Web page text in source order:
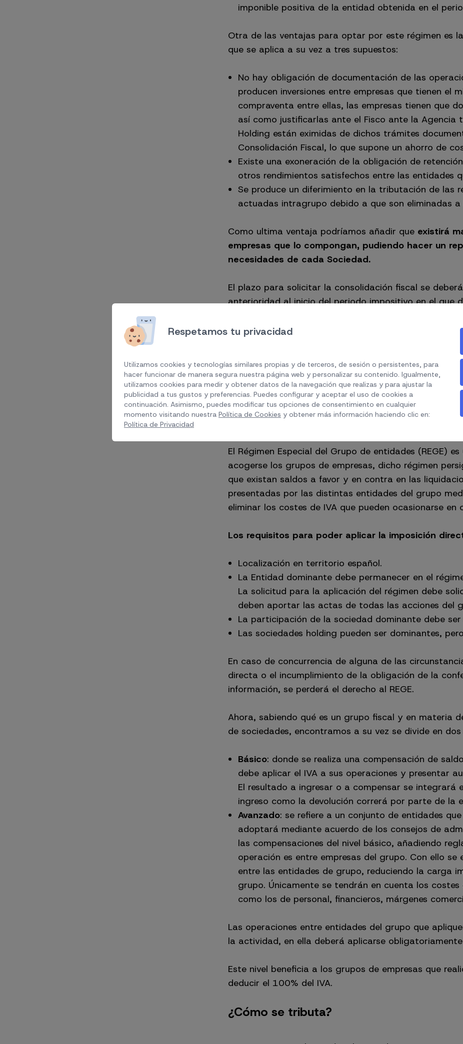
imponible positiva de la entidad obtenida en el
Otra de las ventajas para optar por este régimen es
que se aplica a su vez a tres supuestos:
No hay obligación de documentación de las
producen inversiones entre empresas que tienen el
compraventa entre ellas, las empresas tienen que
así como justificarlas ante el Fisco ante la
Holding están eximidas de dichos trámites
Consolidación Fiscal, lo que supone un ahorro de
Existe una exoneración de la obligación de
otros rendimientos satisfechos entre las entidades
Se produce un diferimiento en la tributación de las
actuadas intragrupo debido a que son eliminadas
Como ultima ventaja podríamos añadir que existirá
empresas que lo compongan, pudiendo hacer un
necesidades de cada Sociedad.
El plazo para solicitar la consolidación fiscal se
anterioridad al inicio del periodo impositivo en el que
normalmente será en el mes de diciembre,
grupo.
El grupo estará obligado a presentar el modelo 220
días naturales siguientes a los 6 meses posteriores a
empresa representante del grupo.
Imposición indirecta IGIC e IVA
El Régimen Especial del Grupo de entidades (REGE)
acogerse los grupos de empresas, dicho régimen
que existan saldos a favor y en contra en las
presentadas por las distintas entidades del grupo
eliminar los costes de IVA que pueden ocasionarse en
Los requisitos para poder aplicar la imposición
Localización en territorio español.
La Entidad dominante debe permanecer en el
La solicitud para la aplicación del régimen debe
deben aportar las actas de todas las acciones del
La participación de la sociedad dominante debe
Las sociedades holding pueden ser dominantes,
En caso de concurrencia de alguna de las
directa o el incumplimiento de la obligación de la
información, se perderá el derecho al REGE.
Ahora, sabiendo qué es un grupo fiscal y en materia
de sociedades, encontramos a su vez se divide en dos
Básico: donde se realiza una compensación de
debe aplicar el IVA a sus operaciones y presentar
El resultado a ingresar o a compensar se
ingreso como la devolución correrá por parte de la
Avanzado: se refiere a un conjunto de entidades
adoptará mediante acuerdo de los consejos de
las compensaciones del nivel básico, añadiendo
operación es entre empresas del grupo. Con ello
entre las entidades de grupo, reduciendo la carga
grupo. Únicamente se tendrán en cuenta los
como los de personal, financieros, márgenes
Las operaciones entre entidades del grupo que
la actividad, en ella deberá aplicarse
Este nivel beneficia a los grupos de empresas que
deducir el 100% del IVA.
¿Cómo se tributa?
Respetamos tu privacidad
Utilizamos cookies y tecnologías similares propias y de terceros, de sesión o persistentes, para
hacer funcionar de manera segura nuestra página web y personalizar su contenido. Igualmente,
utilizamos cookies para medir y obtener datos de la navegación que realizas y para ajustar la
publicidad a tus gustos y preferencias. Puedes configurar y aceptar el uso de cookies a
continuación. Asimismo, puedes modificar tus opciones de consentimiento en cualquier
momento visitando nuestra Política de Cookies y obtener más información haciendo clic en:
Política de Privacidad